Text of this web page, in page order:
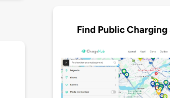
Find Public